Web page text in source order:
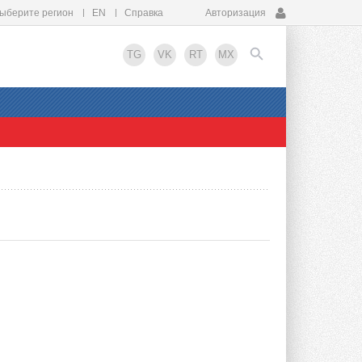
регион EN Справка Авторизация
TG VK RT MX